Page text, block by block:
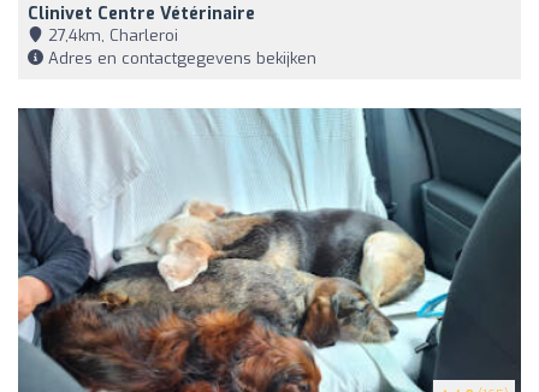
Clinivet Centre Vétérinaire
27,4km, Charleroi
Adres en contactgegevens bekijken